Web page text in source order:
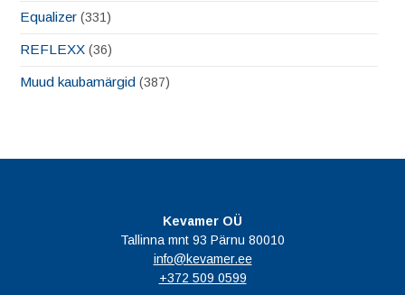
Equalizer (331)
REFLEXX (36)
Muud kaubamärgid (387)
Kevamer OÜ
Tallinna mnt 93 Pärnu 80010
info@kevamer.ee
+372 509 0599